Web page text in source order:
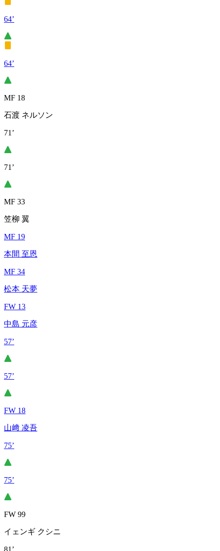
64’
64’
MF 18
石渡 ネルソン
71’
71’
MF 33
笠柳 翼
MF 19
本間 至恩
MF 34
松本 天夢
FW 13
中島 元彦
57’
57’
FW 18
山﨑 凌吾
75’
75’
FW 99
イェンギ クシニ
81’